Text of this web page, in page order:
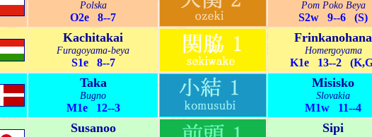
Polska
O2e 8--7
Pom Poko Beya
S2w 9--6 (S)
Kachitakai
Furagoyama-beya
S1e 8--7
Frinkanohana
Homergoyama
K1e 13--2
Taka
Bugno
M1e 12--3
Misisko
Slovakia
M1w 11--4
Susanoo Sipi